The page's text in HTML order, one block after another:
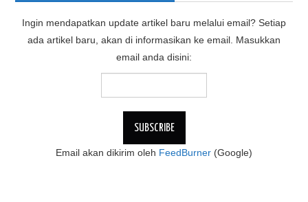
Ingin mendapatkan update artikel baru melalui email? Setiap
ada artikel baru, akan di informasikan ke email. Masukkan
email anda disini:
Email akan dikirim oleh FeedBurner (Google)